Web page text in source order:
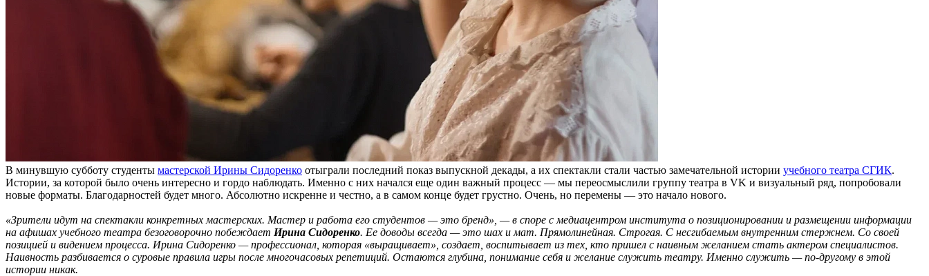
В минувшую субботу студенты мастерской Ирины Сидоренко отыграли последний показ выпускной декады, а их спектакли стали частью замечательной истории учебного театра СГИК.
Истории, за которой было очень интересно и гордо наблюдать. Именно с них начался еще один важный процесс — мы переосмыслили группу театра в VK и визуальный ряд, попробовали
новые форматы. Благодарностей будет много. Абсолютно искренне и честно, а в самом конце будет грустно. Очень, но перемены — это начало нового.
«Зрители идут на спектакли конкретных мастерских. Мастер и работа его студентов — это бренд», — в споре с медиацентром института о позиционировании и размещении информации
на афишах учебного театра безоговорочно побеждает Ирина Сидоренко. Ее доводы всегда — это шах и мат. Прямолинейная. Строгая. С несгибаемым внутренним стержнем. Со своей
позицией и видением процесса. Ирина Сидоренко — профессионал, которая «выращивает», создает, воспитывает из тех, кто пришел с наивным желанием стать актером специалистов.
Наивность разбивается о суровые правила игры после многочасовых репетиций. Остаются глубина, понимание себя и желание служить театру. Именно служить — по-другому в этой
истории никак.